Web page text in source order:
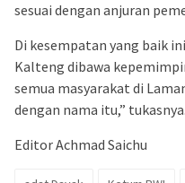
sesuai dengan anjuran
Di kesempatan yang baik
Kalteng dibawa
semua masyarakat di
dengan nama itu,”
Editor Achmad Saichu